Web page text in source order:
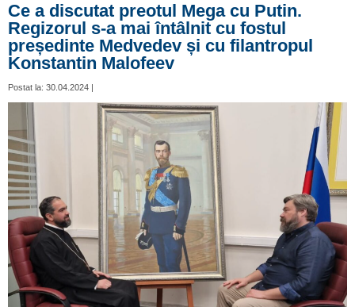
Ce a discutat preotul Mega cu Putin.
Regizorul s-a mai întâlnit cu fostul
președinte Medvedev și cu filantropul
Konstantin Malofeev
Postat la: 30.04.2024 |